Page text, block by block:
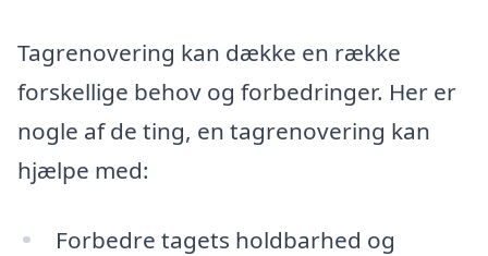
Tagrenovering kan dække en række
forskellige behov og forbedringer. Her er
nogle af de ting, en tagrenovering kan
hjælpe med:
Forbedre tagets holdbarhed og